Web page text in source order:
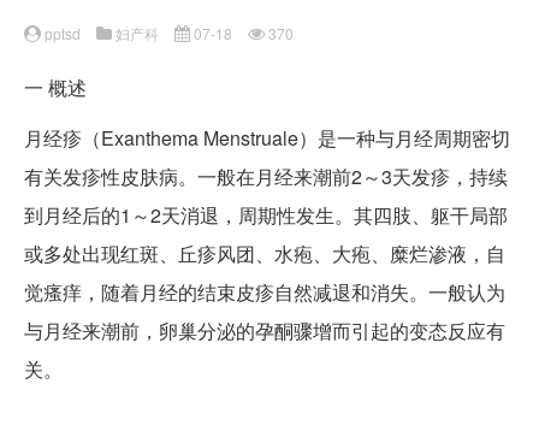
pptsd 妇产科 07-18 370
一 概述
月经疹（Exanthema Menstruale）是一种与月经周期密切
有关发疹性皮肤病。一般在月经来潮前2～3天发疹，持续
到月经后的1～2天消退，周期性发生。其四肢、躯干局部
或多处出现红斑、丘疹风团、水疱、大疱、糜烂渗液，自
觉瘙痒，随着月经的结束皮疹自然减退和消失。一般认为
与月经来潮前，卵巢分泌的孕酮骤增而引起的变态反应有
关。